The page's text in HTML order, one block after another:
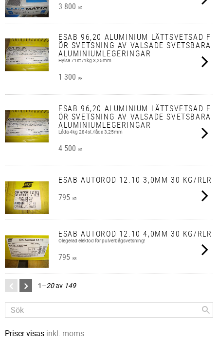
3 800 KR
ESAB 96,20 ALUMINIUM LÄTTSVETSAD F
ÖR SVETSNING AV VALSADE SVETSBARA
ALUMINIUMLEGERINGAR
Hylsa 71st /1kg 3,25mm
1 300 KR
ESAB 96,20 ALUMINIUM LÄTTSVETSAD F
ÖR SVETSNING AV VALSADE SVETSBARA
ALUMINIUMLEGERINGAR
Låda 4kg 284st /låda 3,25mm
4 500 KR
ESAB AUTOROD 12.10 3,0MM 30 KG/RLR
795 KR
ESAB AUTOROD 12.10 4,0MM 30 KG/RLR
Olegerad elektod för pulverbågsvetsning!
795 KR
1–20av 149
Priser visas inkl. moms